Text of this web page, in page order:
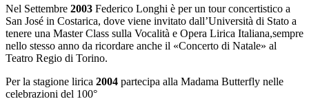
Nel Settembre 2003 Federico Longhi è per un tour concertistico a
San José in Costarica, dove viene invitato dall’Università di Stato a
tenere una Master Class sulla Vocalità e Opera Lirica Italiana,sempre
nello stesso anno da ricordare anche il «Concerto di Natale» al
Teatro Regio di Torino.
Per la stagione lirica 2004 partecipa alla Madama Butterfly nelle
celebrazioni del 100°